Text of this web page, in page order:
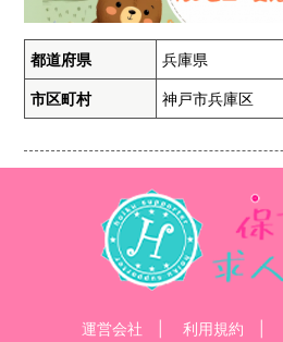
都道府県 兵庫県
市区町村 神戸市兵庫区
運営会社 利用規約